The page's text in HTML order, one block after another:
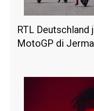
RTL Deutschland
MotoGP di